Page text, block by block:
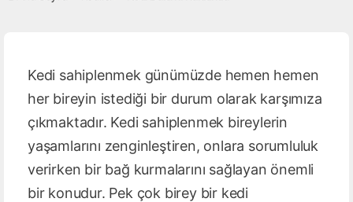
Kedi sahiplenmek günümüzde hemen hemen
her bireyin istediği bir durum olarak karşımıza
çıkmaktadır. Kedi sahiplenmek bireylerin
yaşamlarını zenginleştiren, onlara sorumluluk
verirken bir bağ kurmalarını sağlayan önemli
bir konudur. Pek çok birey bir kedi